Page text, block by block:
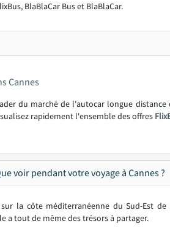
BlaBlaCar Bus et BlaBlaCar.
Cannes
du marché de l'autocar longue distance
rapidement l'ensemble des offres
voir pendant votre voyage à Cannes ?
la côte méditerranéenne du Sud-Est
a tout de même des trésors à partager.